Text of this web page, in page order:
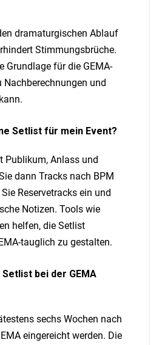
dramaturgischen Ablauf
Stimmungsbrüche.
Grundlage für die GEMA-
Nachberechnungen und
Setlist für mein Event?
Publikum, Anlass und
dann Tracks nach BPM
Reservetracks ein und
Notizen. Tools wie
helfen, die Setlist
tauglich zu gestalten.
bei der GEMA
sechs Wochen nach
eingereicht werden. Die